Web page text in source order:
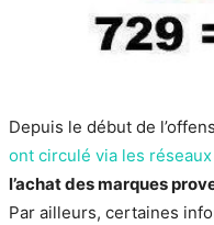
Depuis le début de
ont circulé via les
l’achat des marques
Par ailleurs, certaines